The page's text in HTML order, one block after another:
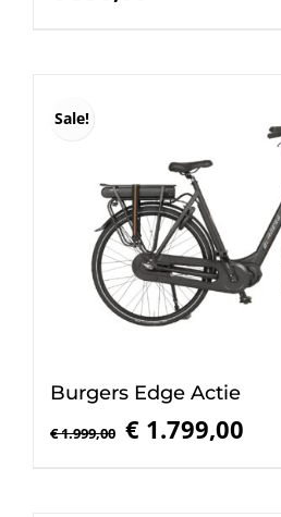
Sale!
Burgers Edge Actie
€1.999,00
Oorspronkelijke
€ 1.799,00